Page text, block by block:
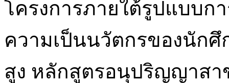
โครงการภายใต้รูปแบบ
ความเป็นนวัตกรของนัก
สูง หลักสูตรอนุปริญญาสา